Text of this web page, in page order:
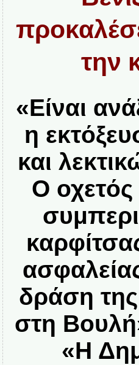
την
«Είναι
η
και
Ο οχετός
δράση
στη
«Η